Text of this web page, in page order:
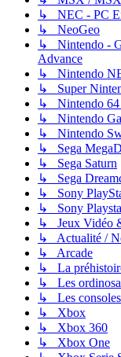
↳ NEC - PC
↳ NeoGeo
↳ Nintendo -
Advance
↳ Nintendo
↳ Super
↳ Nintendo 64
↳ Nintendo
↳ Nintendo
↳ Sega
↳ Sega Saturn
↳ Sega
↳ Sony
↳ Sony
↳ Jeux Vidéo
↳ Actualité /
↳ Arcade
↳ La
↳ Les
↳ Les
↳ Xbox
↳ Xbox 360
↳ Xbox One